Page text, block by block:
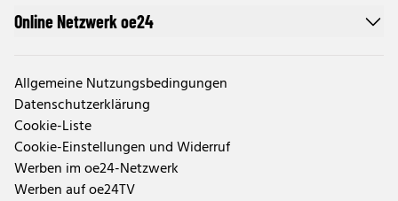
Online Netzwerk oe24
Allgemeine Nutzungsbedingungen
Datenschutzerklärung
Cookie-Liste
Cookie-Einstellungen und Widerruf
Werben im oe24-Netzwerk
Werben auf oe24TV